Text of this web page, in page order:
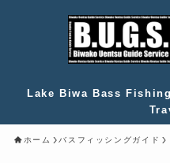
Lake Biwa Bass
ホーム バスフィッシングガイド